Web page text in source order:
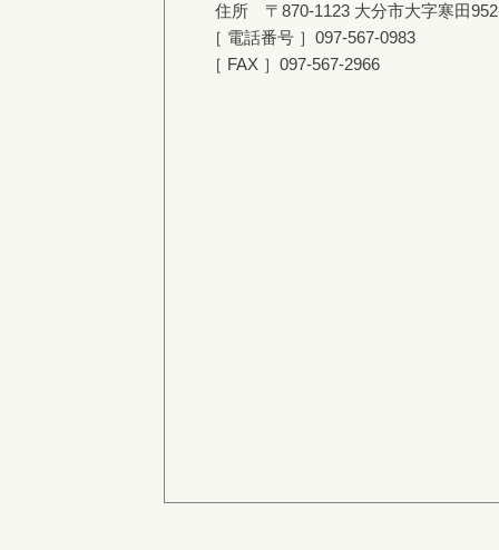
住所 〒870-1123 大分市大字寒田
［ 電話番号 ］ 097-567-0983
［ FAX ］097-567-2966